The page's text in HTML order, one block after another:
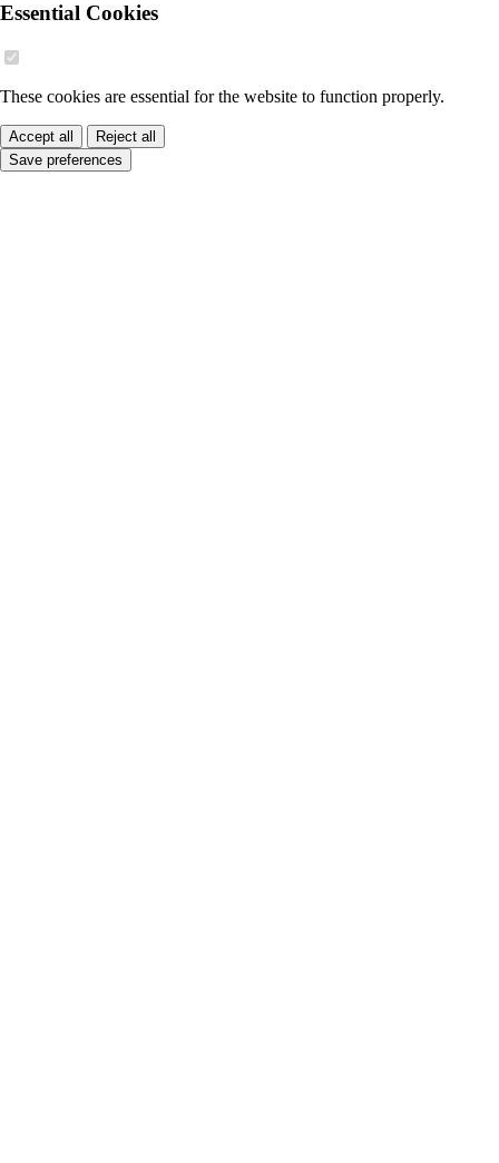
Essential Cookies
These cookies are essential for the website to function properly.
Accept all
Reject all
Save preferences